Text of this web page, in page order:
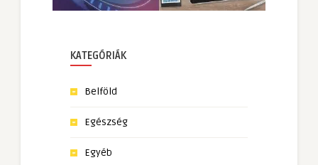
KATEGÓRIÁK
Belföld
Egészség
Egyéb